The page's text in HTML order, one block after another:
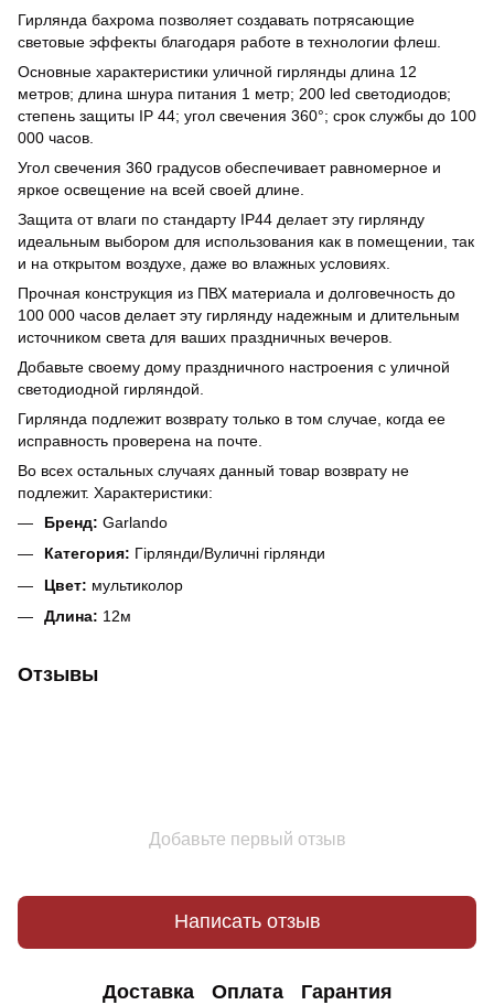
Гирлянда бахрома позволяет создавать потрясающие
световые эффекты благодаря работе в технологии флеш.
Основные характеристики уличной гирлянды длина 12
метров; длина шнура питания 1 метр; 200 led светодиодов;
степень защиты IP 44; угол свечения 360°; срок службы до 100
000 часов.
Угол свечения 360 градусов обеспечивает равномерное и
яркое освещение на всей своей длине.
Защита от влаги по стандарту IP44 делает эту гирлянду
идеальным выбором для использования как в помещении, так
и на открытом воздухе, даже во влажных условиях.
Прочная конструкция из ПВХ материала и долговечность до
100 000 часов делает эту гирлянду надежным и длительным
источником света для ваших праздничных вечеров.
Добавьте своему дому праздничного настроения с уличной
светодиодной гирляндой.
Гирлянда подлежит возврату только в том случае, когда ее
исправность проверена на почте.
Во всех остальных случаях данный товар возврату не
подлежит. Характеристики:
Бренд: Garlando
Категория: Гірлянди/Вуличні гірлянди
Цвет: мультиколор
Длина: 12м
Отзывы
Добавьте первый отзыв
Написать отзыв
Доставка Оплата Гарантия